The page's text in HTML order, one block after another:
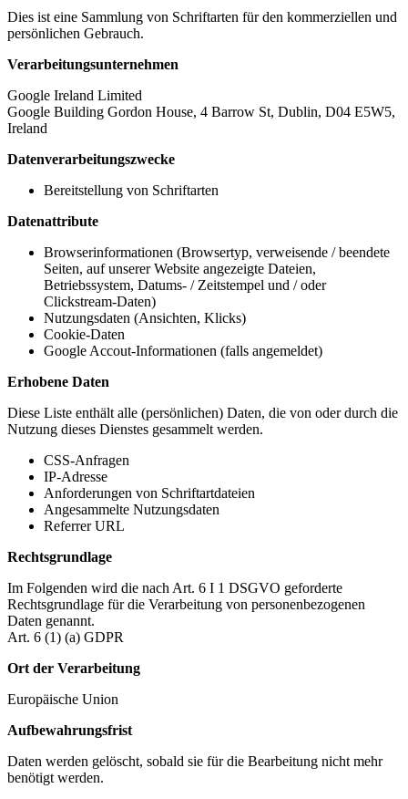
Dies ist eine Sammlung von Schriftarten für den kommerziellen und
persönlichen Gebrauch.
Verarbeitungsunternehmen
Google Ireland Limited
Google Building Gordon House, 4 Barrow St, Dublin, D04 E5W5,
Ireland
Datenverarbeitungszwecke
Bereitstellung von Schriftarten
Datenattribute
Browserinformationen (Browsertyp, verweisende / beendete
Seiten, auf unserer Website angezeigte Dateien,
Betriebssystem, Datums- / Zeitstempel und / oder
Clickstream-Daten)
Nutzungsdaten (Ansichten, Klicks)
Cookie-Daten
Google Accout-Informationen (falls angemeldet)
Erhobene Daten
Diese Liste enthält alle (persönlichen) Daten, die von oder durch die
Nutzung dieses Dienstes gesammelt werden.
CSS-Anfragen
IP-Adresse
Anforderungen von Schriftartdateien
Angesammelte Nutzungsdaten
Referrer URL
Rechtsgrundlage
Im Folgenden wird die nach Art. 6 I 1 DSGVO geforderte
Rechtsgrundlage für die Verarbeitung von personenbezogenen
Daten genannt.
Art. 6 (1) (a) GDPR
Ort der Verarbeitung
Europäische Union
Aufbewahrungsfrist
Daten werden gelöscht, sobald sie für die Bearbeitung nicht mehr
benötigt werden.